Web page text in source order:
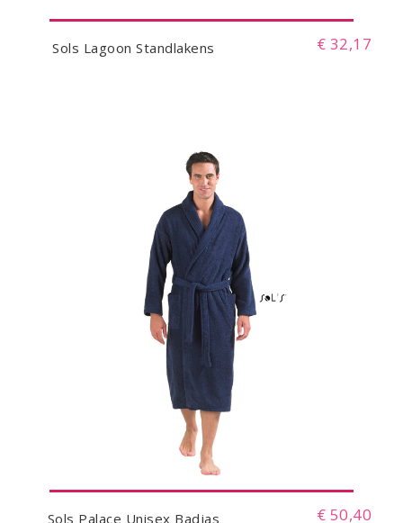
Sols Lagoon Standlakens € 32,17
Sols Palace Unisex Badjas € 50,40